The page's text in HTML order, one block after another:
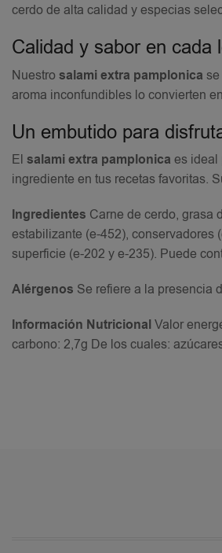
cerdo de alta calidad y especias
Calidad y sabor en cada
Nuestro salami extra pamplonica
aroma inconfundibles lo convierten
Un embutido para
El salami extra pamplonica es ideal
ingrediente en tus recetas favoritas.
Ingredientes Carne de cerdo, grasa
estabilizante (e-452), conservadores
superficie (e-202 y e-235). Puede
Alérgenos Se refiere a la presencia
Información NutricionalValor
carbono: 2,7g De los cuales: